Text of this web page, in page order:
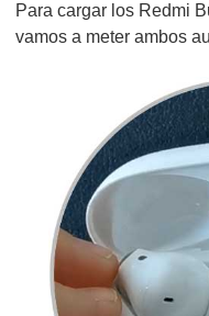
Para cargar los Redmi
vamos a meter ambos